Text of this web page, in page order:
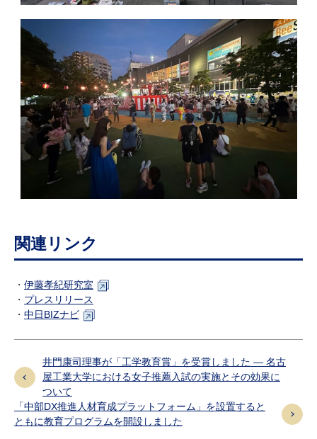
関連リンク
・ 伊藤孝紀研究室
・ プレスリリース
・ 中日BIZナビ
井門康司理事が「工学教育賞」を受賞しました ― 名古
屋工業大学における女子推薦入試の実施とその効果に
ついて
「中部DX推進人材育成プラットフォーム」を設置すると
ともに教育プログラムを開設しました